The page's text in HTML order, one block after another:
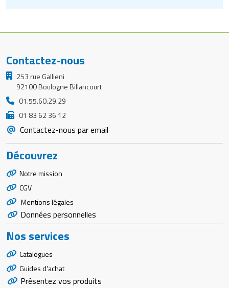
Contactez-nous
253 rue Gallieni
92100 Boulogne Billancourt
01.55.60.29.29
01 83 62 36 12
Contactez-nous par email
Découvrez
Notre mission
CGV
Mentions légales
Données personnelles
Nos services
Catalogues
Guides d'achat
Présentez vos produits